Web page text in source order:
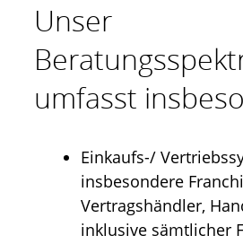
Unser
umfasst
Einkaufs-/
insbesondere
Vertragshändler,
inklusive sämtlicher